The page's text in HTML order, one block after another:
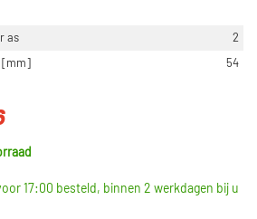
(18)
as
2
54
17:00 besteld, binnen 2 werkdagen bij u